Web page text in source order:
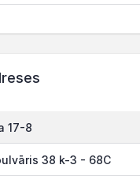
17-8
38 k-3 - 68C